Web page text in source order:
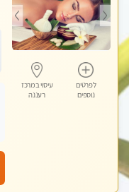
לפרטים
נוספים
עיסוי במרכז
רעננה